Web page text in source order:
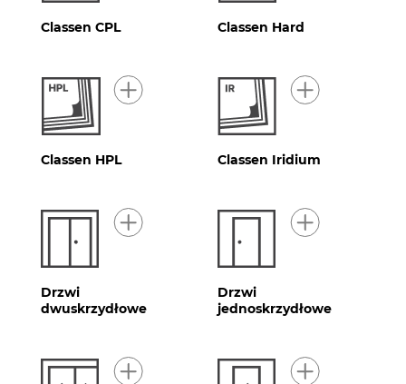
Classen CPL Classen Hard
Classen HPL Classen Iridium
Drzwi
dwuskrzydłowe
Drzwi
jednoskrzydłowe